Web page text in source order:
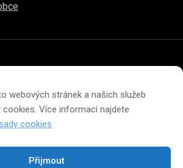
webových stránek a našich služeb
Více informací najdete
cookies
Přijmout
Prohlášení o ochraně soukromí